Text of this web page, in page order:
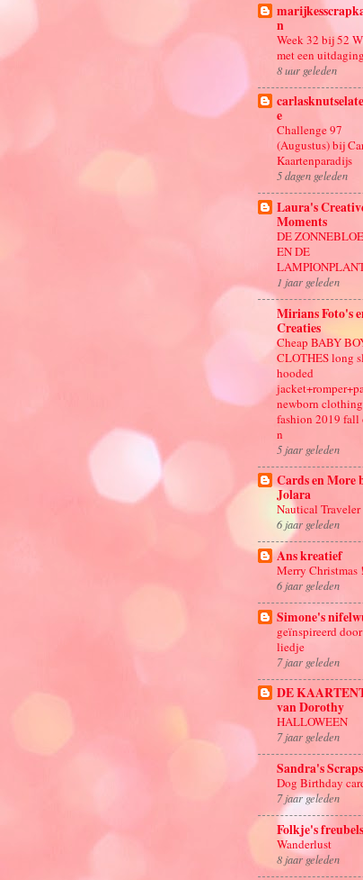
n
Week 32 bij 52
met een
8 uur geleden
e
Challenge 97
(Augustus) bij
Kaartenparadijs
5 dagen geleden
Laura's
Moments
DE
EN DE
1 jaar geleden
Mirians Foto's
Creaties
Cheap BABY
CLOTHES long
hooded
newborn clothing
fashion 2019
n
5 jaar geleden
Cards en More
Jolara
Nautical Traveler
6 jaar geleden
Ans kreatief
Merry Christmas !
6 jaar geleden
Simone's
geïnspireerd
liedje
7 jaar geleden
DE
van Dorothy
HALLOWEEN
7 jaar geleden
Sandra's
Dog Birthday
7 jaar geleden
Folkje's freubels
Wanderlust
8 jaar geleden